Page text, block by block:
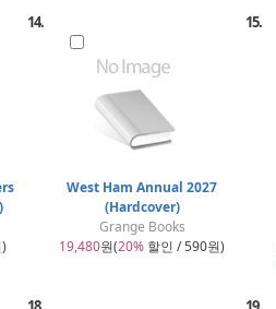
14.
West Ham Annual 2027
(Hardcover)
Grange Books
19,480원(20% 할인 / 590원)
15.